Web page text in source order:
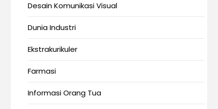
Desain Komunikasi Visual
Dunia Industri
Ekstrakurikuler
Farmasi
Informasi Orang Tua